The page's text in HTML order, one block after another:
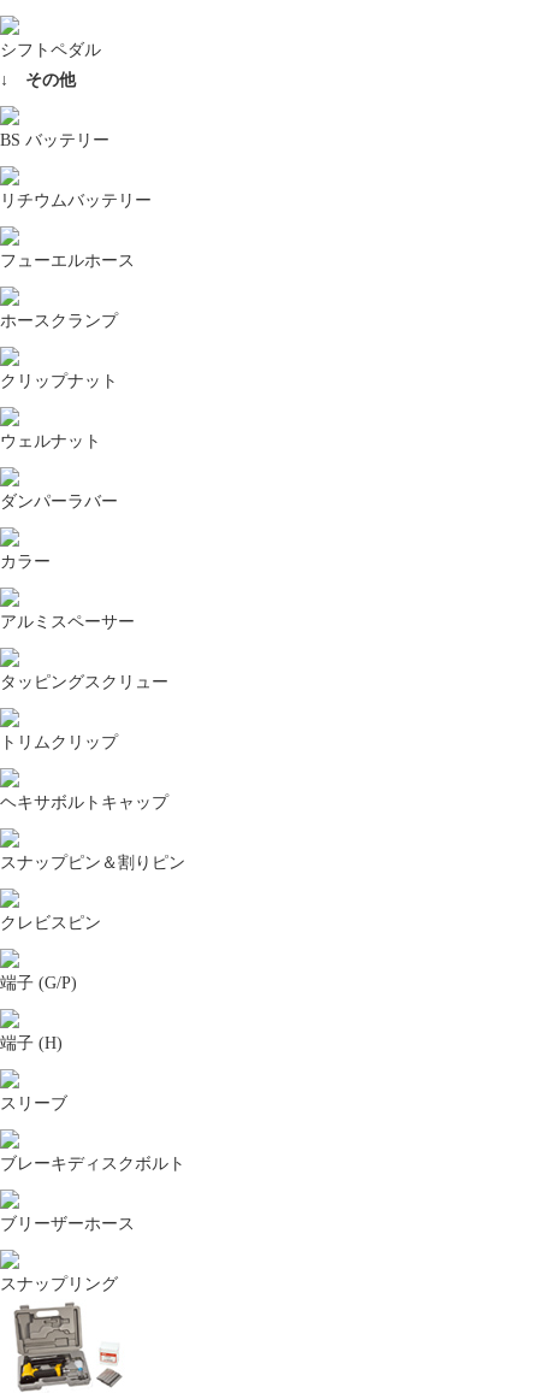
シフトペダル
↓ その他
BS バッテリー
リチウムバッテリー
フューエルホース
ホースクランプ
クリップナット
ウェルナット
ダンパーラバー
カラー
アルミスペーサー
タッピングスクリュー
トリムクリップ
ヘキサボルトキャップ
スナップピン＆割りピン
クレビスピン
端子 (G/P)
端子 (H)
スリーブ
ブレーキディスクボルト
ブリーザーホース
スナップリング